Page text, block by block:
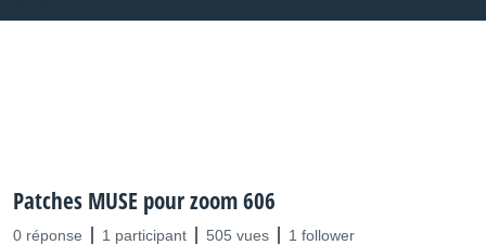
Patches MUSE pour zoom 606
0 réponse 1 participant 505 vues 1 follower